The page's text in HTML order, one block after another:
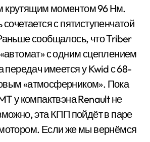
крутящим моментом 96 Нм.
сочетается с пятиступенчатой
сообщалось, что Triber
с одним сцеплением
передач имеется у Kwid с 68-
«атмосферником». Пока
у компактвэна Renault не
эта КПП пойдёт в паре
Если же мы вернёмся